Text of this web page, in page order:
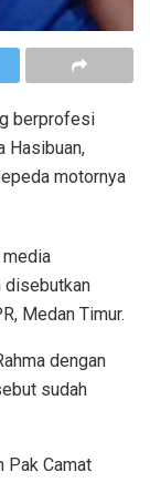
berprofesi
Hasibuan,
motornya
media
disebutkan
Medan Timur.
dengan
sudah
Pak Camat